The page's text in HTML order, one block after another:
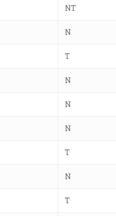
NT
N
T
N
N
N
T
N
T